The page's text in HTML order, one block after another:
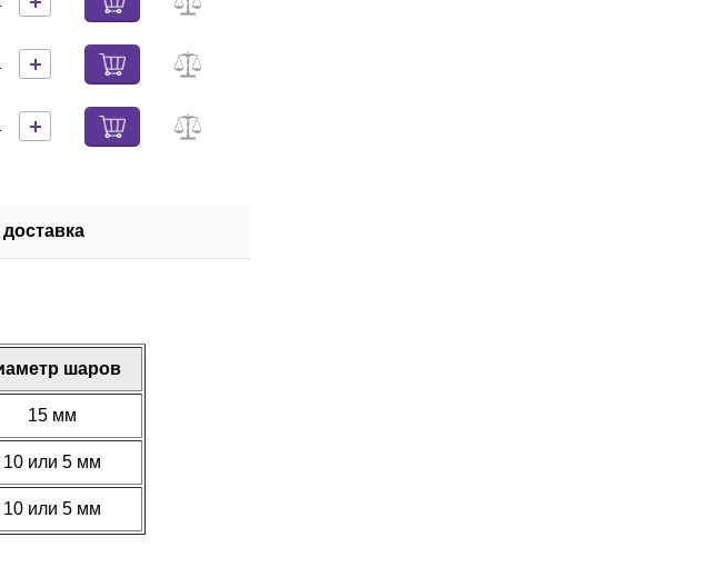
шаров
15 мм
10 или 5 мм
10 или 5 мм